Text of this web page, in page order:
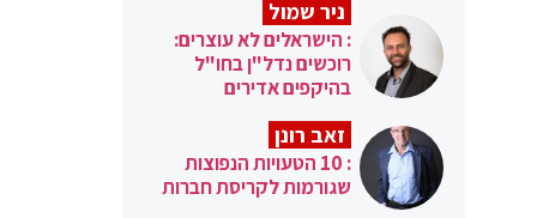
ניר שמול
: הישראלים לא עוצרים:
רוכשים נדל"ן בחו"ל
בהיקפים אדירים
זאב רונן
: 10 הטעויות הנפוצות
שגורמות לקריסת חברות